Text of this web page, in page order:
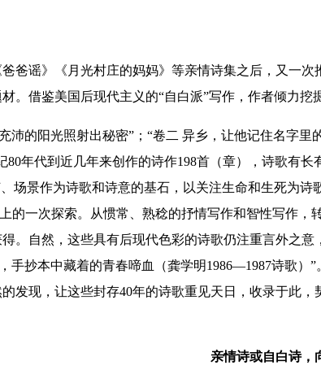
爸谣》《月光村庄的妈妈》等亲情诗集之后，又一
。借鉴美国后现代主义的“自白派”写作，作者倾力
沛的阳光照射出秘密”；“卷二 异乡，让他记住名字
80年代到近几年来创作的诗作198首（章），诗歌有
场景作为诗歌和诗意的基石，以关注生命和生死为诗
一次探索。从惯常、熟稔的抒情写作和智性写作，
。自然，这些具有后现代色彩的诗歌仍注重言外之
抄本中藏着的青春啼血（龚学明1986—1987诗歌）
发现，让这些封存40年的诗歌重见天日，收录于此，
亲情诗或自白诗，